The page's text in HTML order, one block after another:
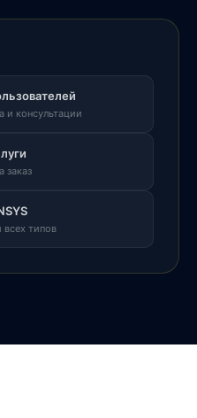
и консультации
заказ
типов